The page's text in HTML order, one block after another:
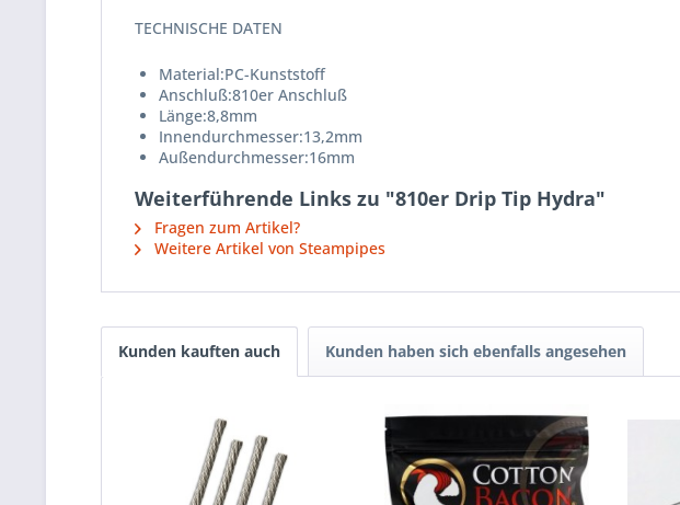
TECHNISCHE DATEN
Material:PC-Kunststoff
Anschluß:810er Anschluß
Länge:8,8mm
Innendurchmesser:13,2mm
Außendurchmesser:16mm
Weiterführende Links zu "810er Drip Tip Hydra"
Fragen zum Artikel?
Weitere Artikel von Steampipes
Kunden kauften auch Kunden haben sich ebenfalls angesehen